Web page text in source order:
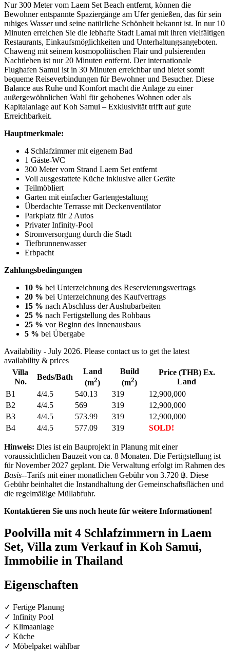
Nur 300 Meter vom Laem Set Beach entfernt, können die
Bewohner entspannte Spaziergänge am Ufer genießen, das für sein
ruhiges Wasser und seine natürliche Schönheit bekannt ist. In nur 10
Minuten erreichen Sie die lebhafte Stadt Lamai mit ihren vielfältigen
Restaurants, Einkaufsmöglichkeiten und Unterhaltungsangeboten.
Chaweng mit seinem kosmopolitischen Flair und pulsierenden
Nachtleben ist nur 20 Minuten entfernt. Der internationale
Flughafen Samui ist in 30 Minuten erreichbar und bietet somit
bequeme Reiseverbindungen für Bewohner und Besucher. Diese
Balance aus Ruhe und Komfort macht die Anlage zu einer
außergewöhnlichen Wahl für gehobenes Wohnen oder als
Kapitalanlage auf Koh Samui – Exklusivität trifft auf gute
Erreichbarkeit.
Hauptmerkmale:
4 Schlafzimmer mit eigenem Bad
1 Gäste-WC
300 Meter vom Strand Laem Set entfernt
Voll ausgestattete Küche inklusive aller Geräte
Teilmöbliert
Garten mit einfacher Gartengestaltung
Überdachte Terrasse mit Deckenventilator
Parkplatz für 2 Autos
Privater Infinity-Pool
Stromversorgung durch die Stadt
Tiefbrunnenwasser
Erbpacht
Zahlungsbedingungen
10 % bei Unterzeichnung des Reservierungsvertrags
20 % bei Unterzeichnung des Kaufvertrags
15 % nach Abschluss der Aushubarbeiten
25 % nach Fertigstellung des Rohbaus
25 % vor Beginn des Innenausbaus
5 % bei Übergabe
Availability - July 2026. Please contact us to get the latest
availability & prices
Villa
No.
Beds/Bath
Land
(m2)
Build
(m2)
Price (THB) Ex.
Land
B1
4/4.5 540.13 319
12,900,000
B2
4/4.5 569 319
12,900,000
B3
4/4.5 573.99 319
12,900,000
B4
4/4.5 577.09 319 SOLD!
Hinweis: Dies ist ein Bauprojekt in Planung mit einer
voraussichtlichen Bauzeit von ca. 8 Monaten. Die Fertigstellung ist
für November 2027 geplant. Die Verwaltung erfolgt im Rahmen des
Basis--Tarifs mit einer monatlichen Gebühr von 3.720 ฿. Diese
Gebühr beinhaltet die Instandhaltung der Gemeinschaftsflächen und
die regelmäßige Müllabfuhr.
Kontaktieren Sie uns noch heute für weitere Informationen!
Poolvilla mit 4 Schlafzimmern in Laem
Set, Villa zum Verkauf in Koh Samui,
Immobilie in Thailand
Eigenschaften
✓ Fertige Planung
✓ Infinity Pool
✓ Klimaanlage
✓ Küche
✓ Möbelpaket wählbar